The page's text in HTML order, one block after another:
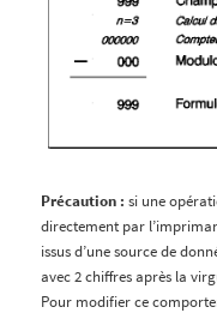
Précaution : si une
directement par
issus d’une source de
avec 2 chiffres après la
Pour modifier ce